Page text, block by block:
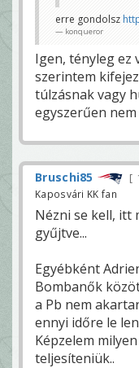
erre gondolsz
konqueror
Igen, tényleg ez
szerintem
túlzásnak vagy
egyszerűen
Bruschi85
Kaposvári KK fan
Nézni se kell, itt
gyűjtve...
Egyébként
Bombanők
a Pb nem
ennyi időre le
Képzelem
teljesíteniük..